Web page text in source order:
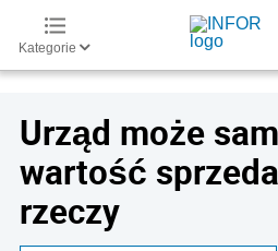
Kategorie
Urząd może
wartość
rzeczy